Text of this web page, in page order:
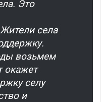
Это
села
возьмем
окажет
селу
и